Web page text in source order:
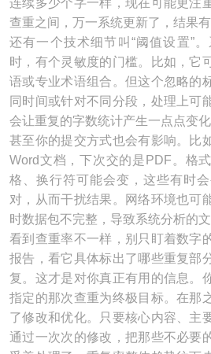
连续多少个字一样，现在可能更注
查重之间，万一系统更新了，结果
还有一个技术细节叫“阈值设置”
时，有个灵敏度的门槛。比如，它
语或专业术语组合。但这个忽略的
同时间或针对不同分段，处理上可
会让重复的字数统计产生一点点变化
甚至你的提交方式也会有影响。比
Word文档，下次交的是PDF。格
格、换行符可能会变，这些有时
对，从而干扰结果。网络环境也可
时数据包不完整，导致系统分析的
看到查重率不一样，别只盯着数字
报告，看它具体标出了哪些重复部
复。这才是对你真正有用的信息。
指定的那次查重为终极目标。在那
了修改和优化。只要核心内容、主
通过一次次的修改，把那些不必要